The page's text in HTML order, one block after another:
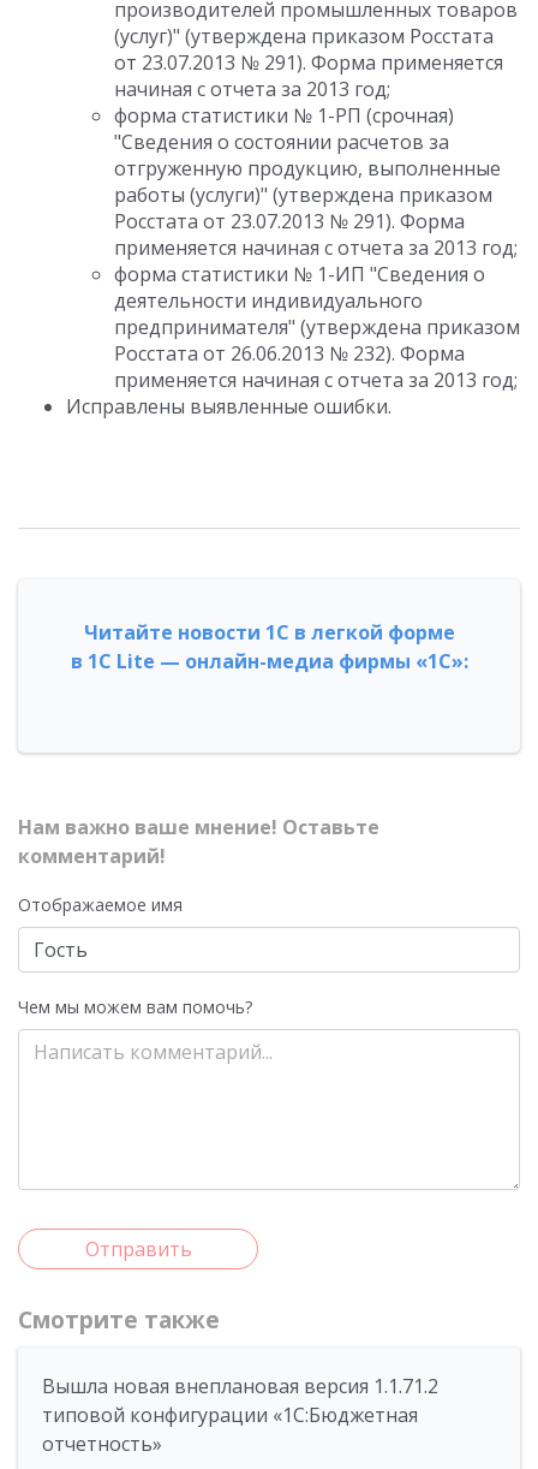
производителей промышленных товаров
(услуг)" (утверждена приказом Росстата
от 23.07.2013 № 291). Форма применяется
начиная с отчета за 2013 год;
форма статистики № 1-РП (срочная)
"Сведения о состоянии расчетов за
отгруженную продукцию, выполненные
работы (услуги)" (утверждена приказом
Росстата от 23.07.2013 № 291). Форма
применяется начиная с отчета за 2013 год;
форма статистики № 1-ИП "Сведения о
деятельности индивидуального
предпринимателя" (утверждена приказом
Росстата от 26.06.2013 № 232). Форма
применяется начиная с отчета за 2013 год;
Исправлены выявленные ошибки.
Читайте новости 1С в легкой форме
в 1С Lite — онлайн-медиа фирмы «1С»:
Нам важно ваше мнение! Оставьте
комментарий!
Отображаемое имя
Чем мы можем вам помочь?
Отправить
Смотрите также
Вышла новая внеплановая версия 1.1.71.2
типовой конфигурации «1C:Бюджетная
отчетность»